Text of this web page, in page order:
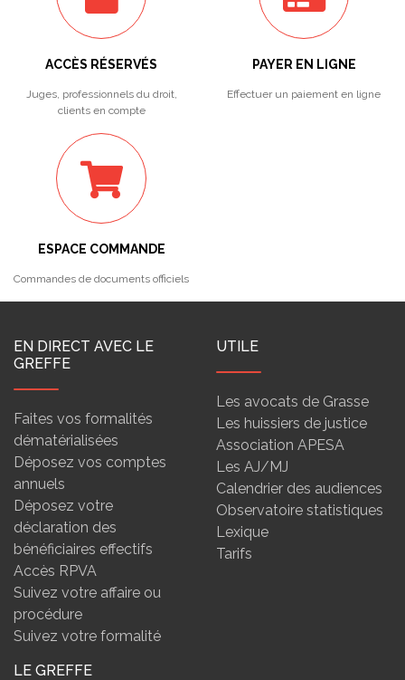
ACCÈS RÉSERVÉS
Juges, professionnels du droit,
clients en compte
PAYER EN LIGNE
Effectuer un paiement en ligne
ESPACE COMMANDE
Commandes de documents officiels
EN DIRECT AVEC LE
GREFFE
Faites vos formalités
dématérialisées
Déposez vos comptes
annuels
Déposez votre
déclaration des
bénéficiaires effectifs
Accès RPVA
Suivez votre affaire ou
procédure
Suivez votre formalité
UTILE
Les avocats de Grasse
Les huissiers de justice
Association APESA
Les AJ/MJ
Calendrier des audiences
Observatoire statistiques
Lexique
Tarifs
LE GREFFE